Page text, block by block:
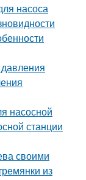
насоса
насосной
станции
своими
из